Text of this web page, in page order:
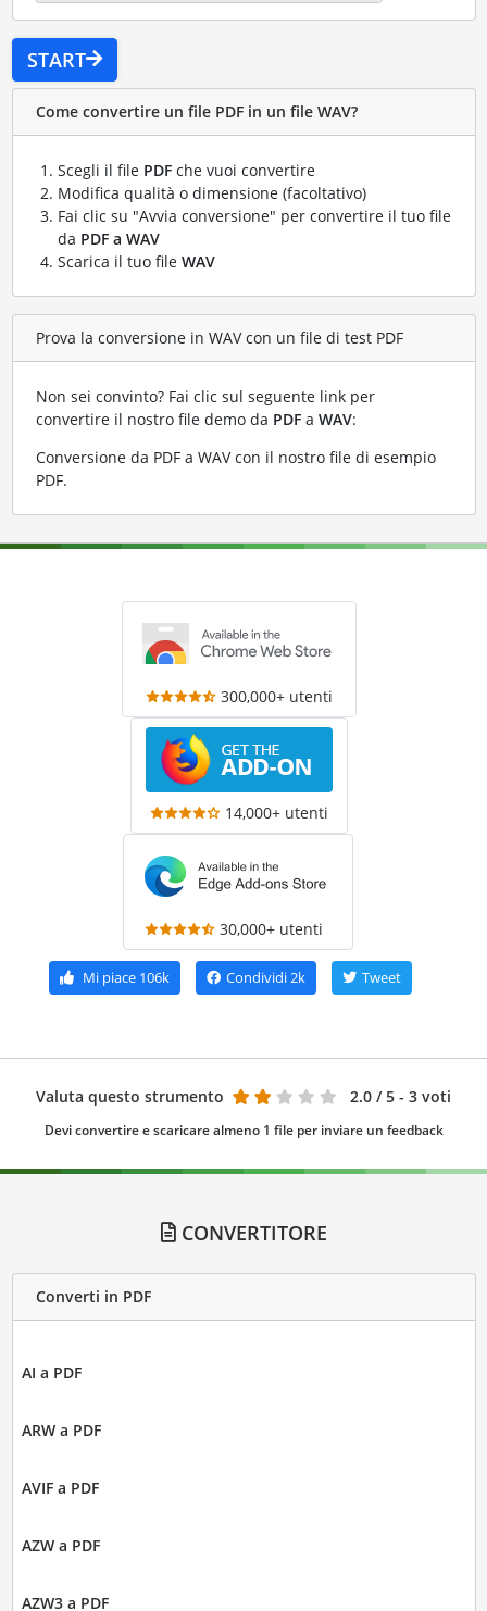
START
Come convertire un file PDF in un file WAV?
Scegli il file PDFche vuoi convertire
Modifica qualità o dimensione (facoltativo)
Fai clic su "Avvia conversione" per convertire il tuo file
da PDF a WAV
Scarica il tuo file WAV
Prova la conversione in WAV con un file di test PDF
Non sei convinto? Fai clic sul seguente link per
convertire il nostro file demo da PDFa WAV:
Conversione da PDF a WAV con il nostro file di esempio
PDF.
300,000+ utenti
14,000+ utenti
30,000+ utenti
Mi piace 106k Condividi2k Tweet
Valuta questo strumento 2.0 / 5 - 3 voti
Devi convertire e scaricare almeno 1 file per inviare un feedback
CONVERTITORE
Converti in PDF
AI a PDF
ARW a PDF
AVIF a PDF
AZW a PDF
AZW3 a PDF